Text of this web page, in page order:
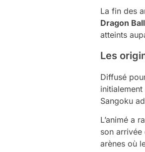
La fin des
Dragon
atteints
Les
Diffusé
Sangoku
L’animé a
son
arènes où